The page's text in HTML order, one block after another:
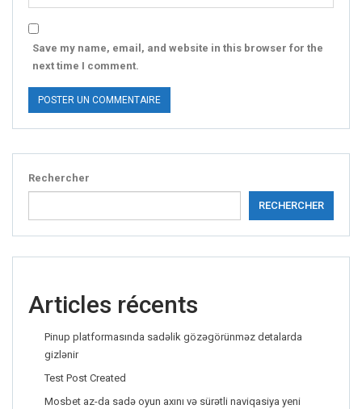
Save my name, email, and website in this browser for the
next time I comment.
Rechercher
RECHERCHER
Articles récents
Pinup platformasında sadəlik gözəgörünməz detalarda
gizlənir
Test Post Created
Mosbet az-da sadə oyun axını və sürətli naviqasiya yeni